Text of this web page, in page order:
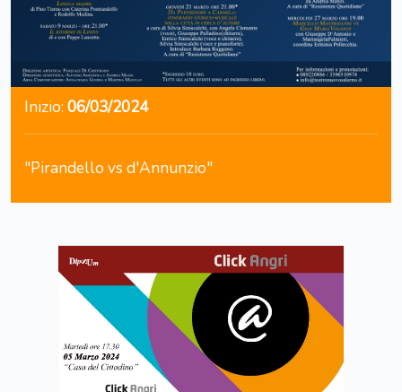
Inizio: 06/03/2024
"Pirandello vs d'Annunzio"